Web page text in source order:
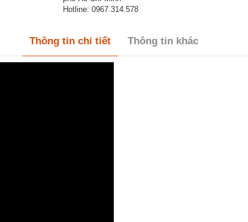
Hotline: 0967.314.578
Thông tin chi tiết Thông tin khác